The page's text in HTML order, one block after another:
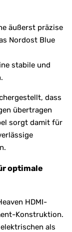
äußerst präzise
Nordost Blue
stabile und
dass
übertragen
sorgt damit für
optimale
HDMI-
Konstruktion.
als